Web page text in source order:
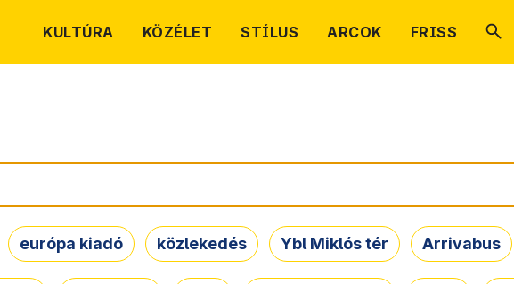
KULTÚRA KÖZÉLET STÍLUS ARCOK FRISS
európa kiadó közlekedés Ybl Miklós tér Arrivabus